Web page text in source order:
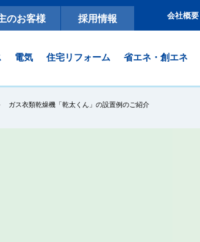
のお客様 採用情報 会社概要
電気 住宅リフォーム 省エネ・創エネ
ガス衣類乾燥機「乾太くん」の設置例のご紹介